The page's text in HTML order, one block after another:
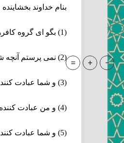
بنام خداوند
(1) بگو اى گروه كافرها
(2) نمى‏ پرستم آنچه شما مى ‏پرستيد
(3) و شما عبادت كننده نيستيد خدايى را كه من ميپرستم
(4) و من عبادت كننده نيستم بتهايى را كه شما پرستيده‏ ايد
(5) و شما عبادت كننده نيستيد خدايى را كه من ميپرستم
-
+
=